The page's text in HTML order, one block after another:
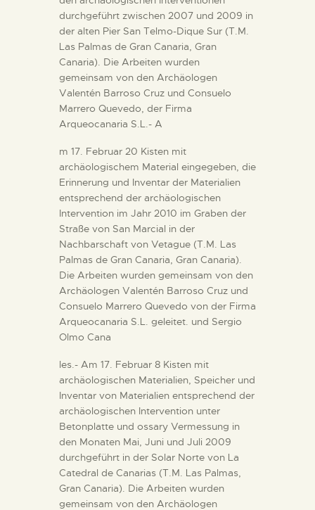
durchgeführt zwischen 2007 und 2009 in
der alten Pier San Telmo-Dique Sur (T.M.
Las Palmas de Gran Canaria, Gran
Canaria). Die Arbeiten wurden
gemeinsam von den Archäologen
Valentén Barroso Cruz und Consuelo
Marrero Quevedo, der Firma
Arqueocanaria S.L.- A
m 17. Februar 20 Kisten mit
archäologischem Material eingegeben, die
Erinnerung und Inventar der Materialien
entsprechend der archäologischen
Intervention im Jahr 2010 im Graben der
Straße von San Marcial in der
Nachbarschaft von Vetague (T.M. Las
Palmas de Gran Canaria, Gran Canaria).
Die Arbeiten wurden gemeinsam von den
Archäologen Valentén Barroso Cruz und
Consuelo Marrero Quevedo von der Firma
Arqueocanaria S.L. geleitet. und Sergio
Olmo Cana
les.- Am 17. Februar 8 Kisten mit
archäologischen Materialien, Speicher und
Inventar von Materialien entsprechend der
archäologischen Intervention unter
Betonplatte und ossary Vermessung in
den Monaten Mai, Juni und Juli 2009
durchgeführt in der Solar Norte von La
Catedral de Canarias (T.M. Las Palmas,
Gran Canaria). Die Arbeiten wurden
gemeinsam von den Archäologen